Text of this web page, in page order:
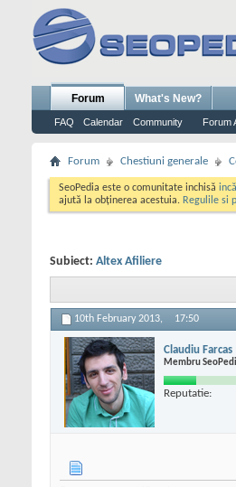
Forum
FAQ Calendar Community Forum
What's New?
Forum Chestiuni generale
SeoPedia este o comunitate inchisă
ajută la obținerea acestuia. Regulile si
Subiect: Altex Afiliere
10th February 2013, 17:50
Claudiu Farcas
Membru
Reputatie: